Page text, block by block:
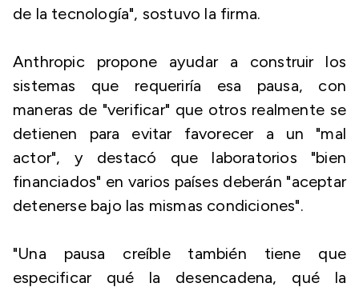
de la tecnología", sostuvo la firma.
Anthropic propone ayudar a construir los
sistemas que requeriría esa pausa, con
maneras de "verificar" que otros realmente se
detienen para evitar favorecer a un "mal
actor", y destacó que laboratorios "bien
financiados" en varios países deberán "aceptar
detenerse bajo las mismas condiciones".
"Una pausa creíble también tiene que
especificar qué la desencadena, qué la